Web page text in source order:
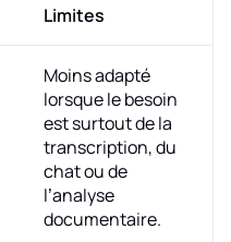
Limites
Moins adapté
lorsque le besoin
est surtout de la
transcription, du
chat ou de
l’analyse
documentaire.